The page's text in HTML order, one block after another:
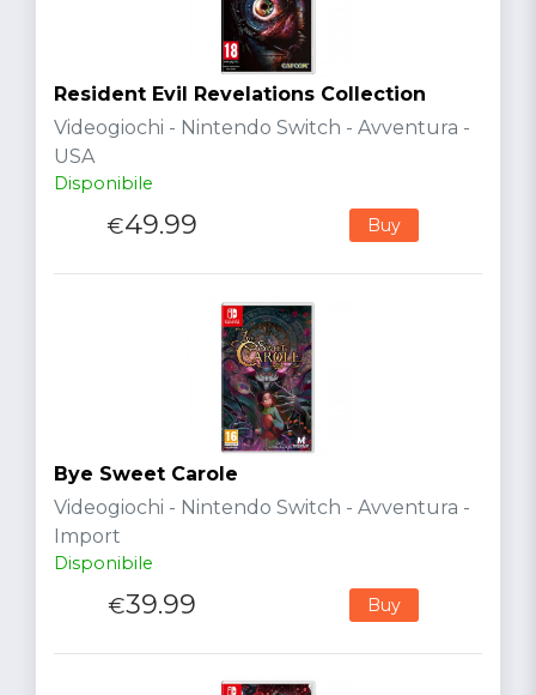
Resident Evil Revelations Collection
Videogiochi - Nintendo Switch - Avventura -
USA
Disponibile
€49.99 Buy
Bye Sweet Carole
Videogiochi - Nintendo Switch - Avventura -
Import
Disponibile
€39.99 Buy